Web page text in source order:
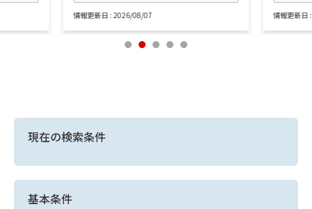
情報更新日 : 2026/08/07 情報更新日
現在の検索条件
基本条件